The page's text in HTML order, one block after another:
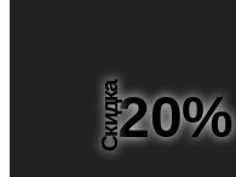
Скидка20%